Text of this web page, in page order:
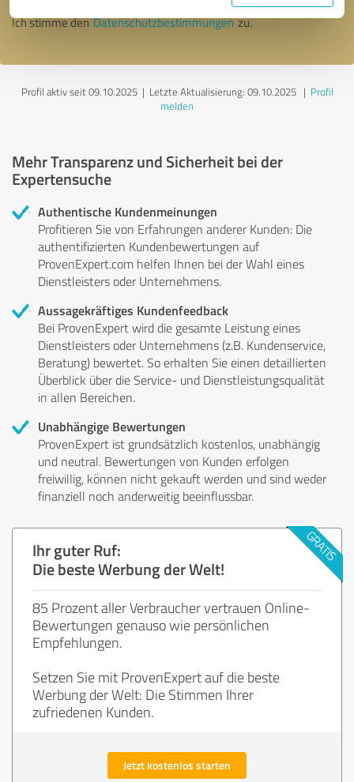
Ich stimme denDatenschutzbestimmungenzu.
Profil aktiv seit 09.10.2025 | Letzte Aktualisierung: 09.10.2025| Profil
melden
Mehr Transparenz und Sicherheit bei der
Expertensuche
Authentische Kundenmeinungen
Profitieren Sie von Erfahrungen anderer Kunden: Die
authentifizierten Kundenbewertungen auf
ProvenExpert.com helfen Ihnen bei der Wahl eines
Dienstleisters oder Unternehmens.
Aussagekräftiges Kundenfeedback
Bei ProvenExpert wird die gesamte Leistung eines
Dienstleisters oder Unternehmens (z.B. Kundenservice,
Beratung) bewertet. So erhalten Sie einen detaillierten
Überblick über die Service- und Dienstleistungsqualität
in allen Bereichen.
Unabhängige Bewertungen
ProvenExpert ist grundsätzlich kostenlos, unabhängig
und neutral. Bewertungen von Kunden erfolgen
freiwillig, können nicht gekauft werden und sind weder
finanziell noch anderweitig beeinflussbar.
Ihr guter Ruf:
Die beste Werbung der Welt!
85 Prozent aller Verbraucher vertrauen Online-
Bewertungen genauso wie persönlichen
Empfehlungen.
Setzen Sie mit ProvenExpert auf die beste
Werbung der Welt: Die Stimmen Ihrer
zufriedenen Kunden.
Jetzt kostenlos starten